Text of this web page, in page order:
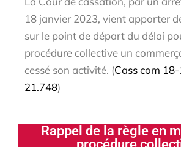
18 janvier 2023, vient apporter
sur le point de départ du délai
procédure collective un
cessé son activité. (Cass com
21.748)
Rappel de la règle en